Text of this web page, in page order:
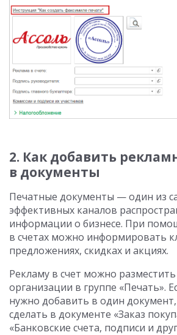
2. Как добавить
в документы
Печатные документы — один из
эффективных каналов
информации о бизнесе. При
в счетах можно информировать
предложениях, скидках и акциях.
Рекламу в счет можно
организации в группе «Печать».
нужно добавить в один
сделать в документе «Заказ
«Банковские счета, подписи и